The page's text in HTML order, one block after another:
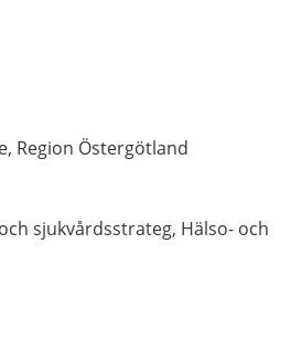
Region Östergötland
sjukvårdsstrateg, Hälso- och